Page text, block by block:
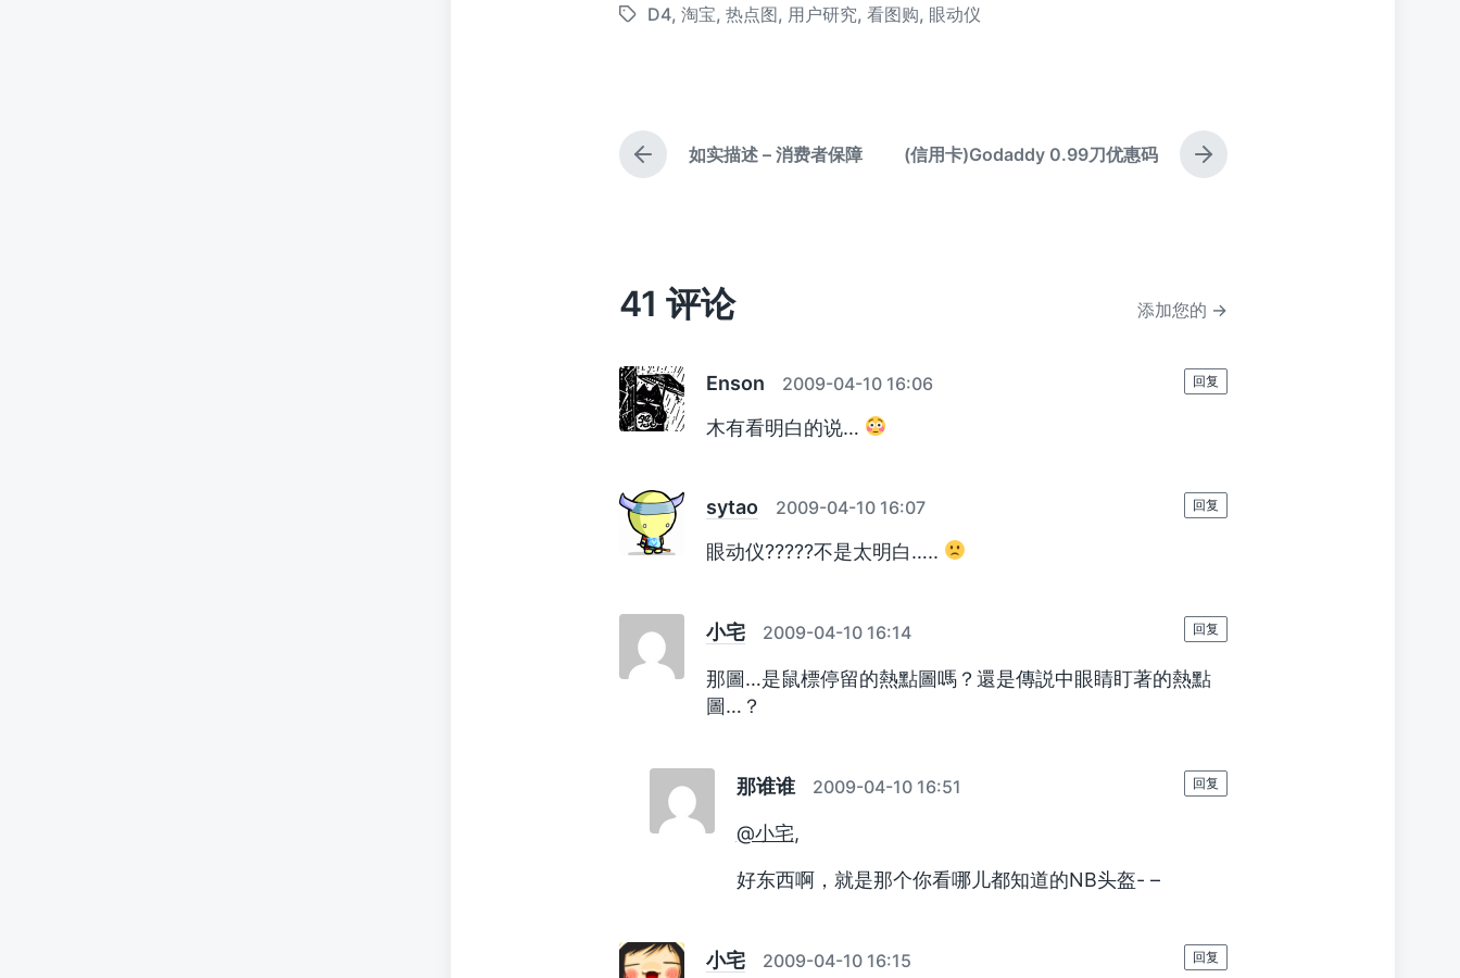
布
布
标
D4, 淘宝, 热点图, 用户研究, 看图购, 眼动仪
上
篇
如实描述 – 消费者保障
下
篇
(信用卡)Godaddy 0.99刀优惠码
41 评论 添加您的 →
Enson 2009-04-10 16:06
木有看明白的说…
回复
sytao 2009-04-10 16:07
眼动仪?????不是太明白…..
回复
小宅 2009-04-10 16:14
那圖…是鼠標停留的熱點圖嗎？還是傳説中眼睛盯著的熱點
圖…？
回复
那谁谁 2009-04-10 16:51
@小宅,
好东西啊，就是那个你看哪儿都知道的NB头盔- –
回复
小宅 2009-04-10 16:15 回复